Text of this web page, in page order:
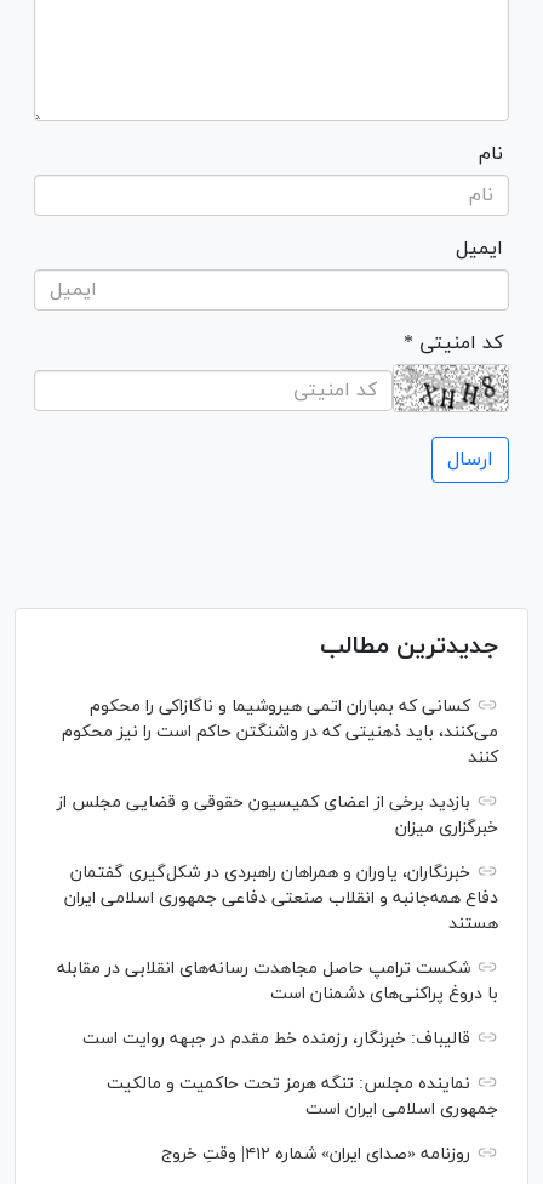
نام
ایمیل
* کد امنیتی
جدیدترین مطالب
کسانی که بمباران اتمی هیروشیما و ناگازاکی را محکوم
می‌کنند، باید ذهنیتی که در واشنگتن حاکم است را نیز محکوم
کنند
بازدید برخی از اعضای کمیسیون حقوقی و قضایی مجلس از
خبرگزاری میزان
خبرنگاران، یاوران و همراهان راهبردی در شکل‌گیری گفتمان
دفاع همه‌جانبه و انقلاب صنعتی دفاعی جمهوری اسلامی ایران
هستند
شکست ترامپ حاصل مجاهدت رسانه‌های انقلابی در مقابله
با دروغ پراکنی‌های دشمنان است
قالیباف: خبرنگار، رزمنده خط مقدم در جبهه روایت است
نماینده مجلس: تنگه هرمز تحت حاکمیت و مالکیت
جمهوری اسلامی ایران است
روزنامه «صدای ایران» شماره ۴۱۲| وقتِ خروج